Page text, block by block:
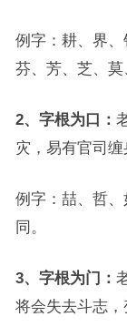
例字：耕、界、
芬、芳、芝、莫
2、字根为口：
灾，易有官司缠
例字：喆、哲、
同。
3、字根为门：
将会失去斗志，